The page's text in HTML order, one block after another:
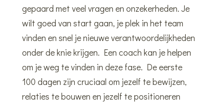
gepaard met veel vragen en onzekerheden. Je
wilt goed van start gaan, je plek in het team
vinden en snel je nieuwe verantwoordelijkheden
onder de knie krijgen. Een coach kan je helpen
om je weg te vinden in deze fase. De eerste
100 dagen zijn cruciaal om jezelf te bewijzen,
relaties te bouwen en jezelf te positioneren